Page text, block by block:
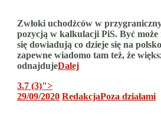
Zwłoki uchodźców w
pozycją w kalkulacji PiS. Być
się dowiadują co dzieje się na
zapewne wiadomo tam też, że
odnajdujeDalej
3.7 (3)">
29/09/2020 RedakcjaPoza działami